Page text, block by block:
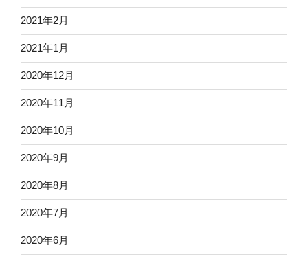
2021年2月
2021年1月
2020年12月
2020年11月
2020年10月
2020年9月
2020年8月
2020年7月
2020年6月